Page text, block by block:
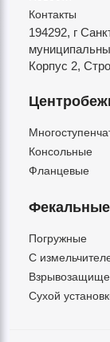
Контакты
194292, г
Корпус 2,
Консольные
Фланцевые
Погружные
C
Сухой